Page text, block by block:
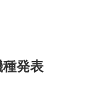
発表